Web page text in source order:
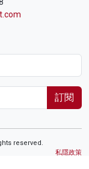
訂閱
reserved.
私隱政策